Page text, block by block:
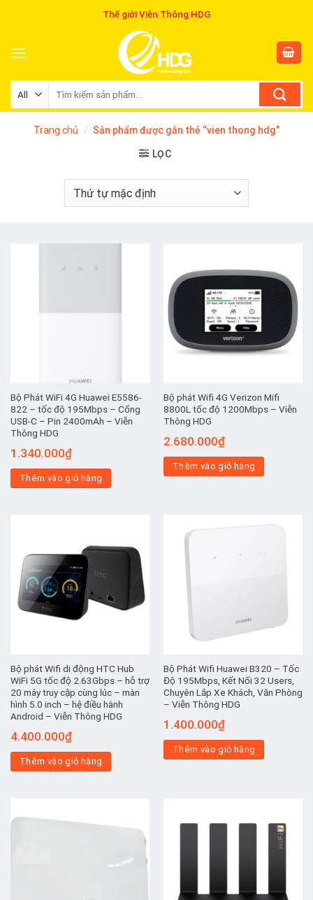
Thế giới Viễn Thông HDG
Trang chủ / Sản phẩm được gắn thẻ “vien thong hdg”
LỌC
Bộ Phát WiFi 4G Huawei E5586-
822 – tốc độ 195Mbps – Cổng
USB-C – Pin 2400mAh – Viễn
Thông HDG
1.340.000₫
Thêm vào giỏ hàng
Bộ phát Wifi 4G Verizon Mifi
8800L tốc độ 1200Mbps – Viễn
Thông HDG
2.680.000₫
Thêm vào giỏ hàng
Bộ phát Wifi di động HTC Hub
WiFi 5G tốc độ 2.63Gbps – hỗ trợ
20 máy truy cập cùng lúc – màn
hình 5.0 inch – hệ điều hành
Android – Viễn Thông HDG
4.400.000₫
Thêm vào giỏ hàng
Bộ Phát Wifi Huawei B320 – Tốc
Độ 195Mbps, Kết Nối 32 Users,
Chuyên Lắp Xe Khách, Văn Phòng
– Viễn Thông HDG
1.400.000₫
Thêm vào giỏ hàng